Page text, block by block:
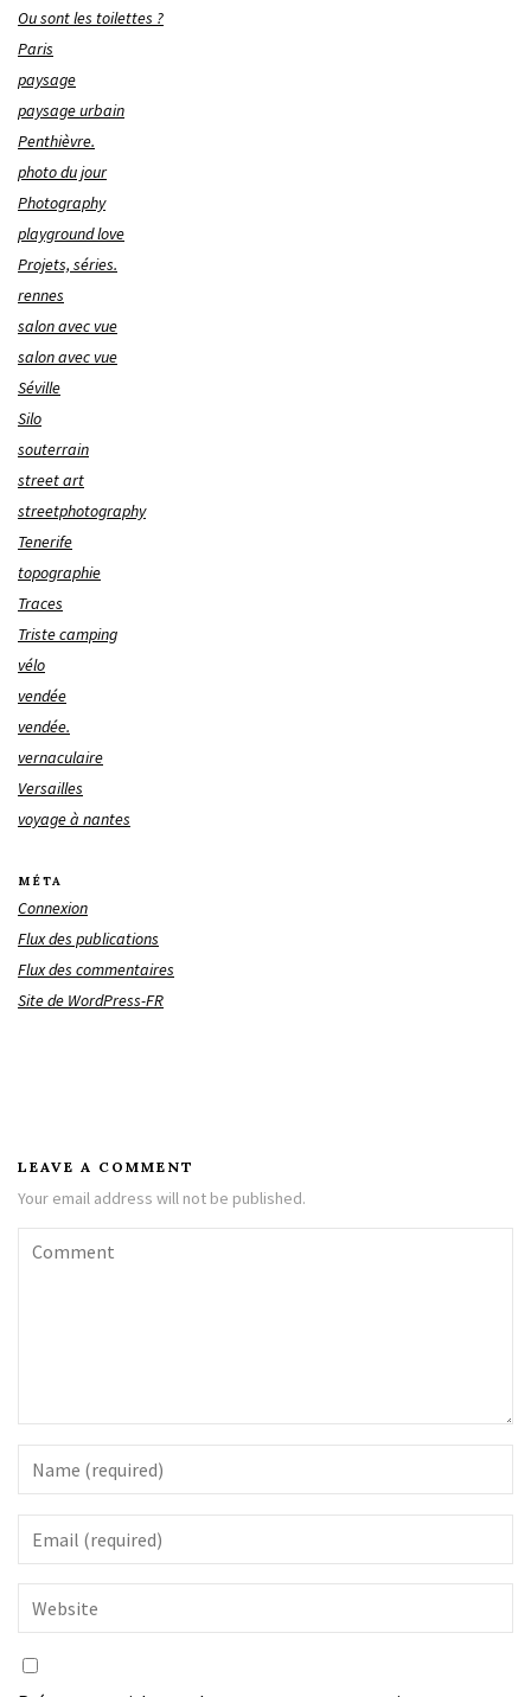
Ou sont les toilettes ?
Paris
paysage
paysage urbain
Penthièvre.
photo du jour
Photography
playground love
Projets, séries.
rennes
salon avec vue
salon avec vue
Séville
Silo
souterrain
street art
streetphotography
Tenerife
topographie
Traces
Triste camping
vélo
vendée
vendée.
vernaculaire
Versailles
voyage à nantes
MÉTA
Connexion
Flux des publications
Flux des commentaires
Site de WordPress-FR
LEAVE A COMMENT
Your email address will not be published.